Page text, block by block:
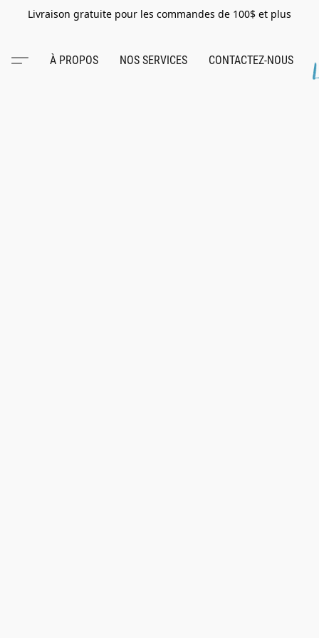
Livraison gratuite pour les commandes de 100$ et plus
À PROPOS NOS SERVICES CONTACTEZ-NOUS